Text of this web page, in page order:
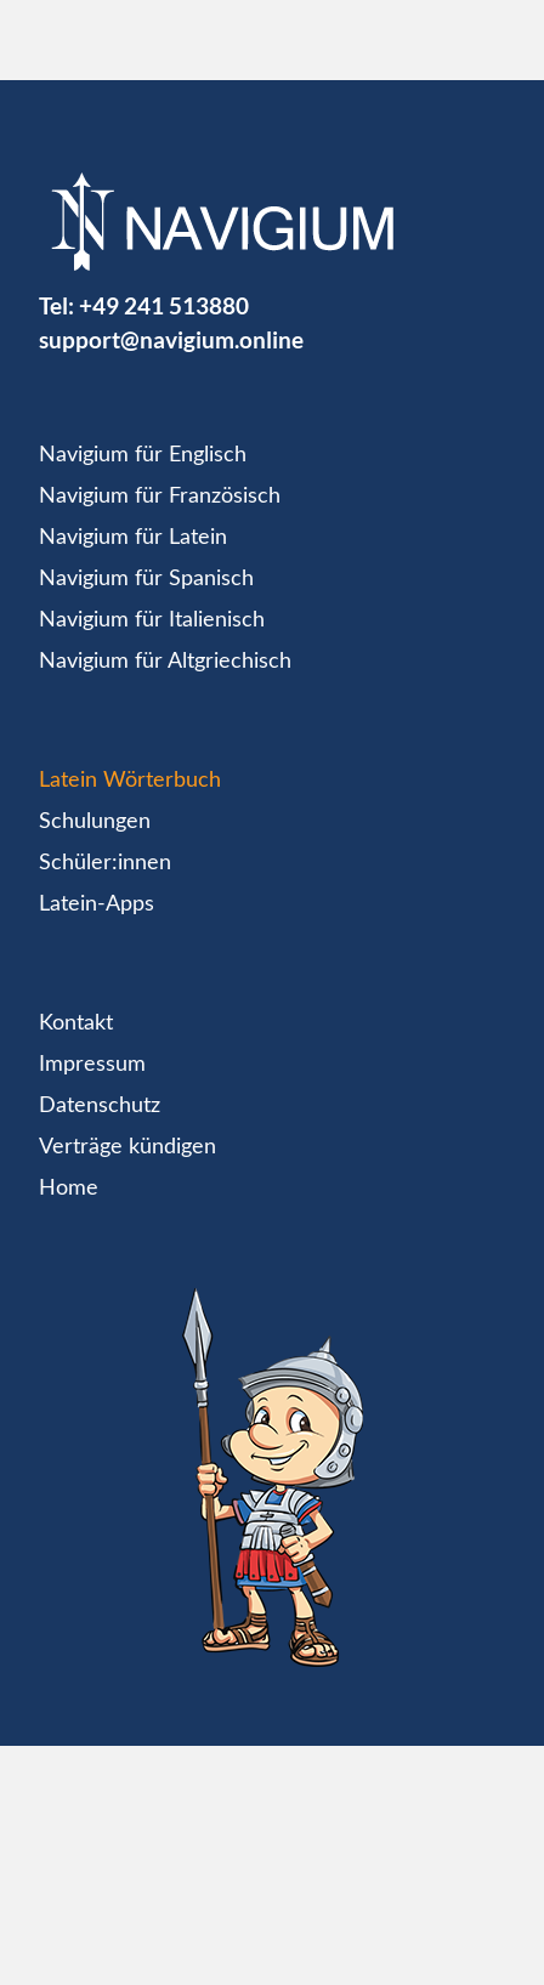
Tel: +49 241 513880
support@navigium.online
Navigium für Englisch
Navigium für Französisch
Navigium für Latein
Navigium für Spanisch
Navigium für Italienisch
Navigium für Altgriechisch
Latein Wörterbuch
Schulungen
Schüler:innen
Latein-Apps
Kontakt
Impressum
Datenschutz
Verträge kündigen
Home